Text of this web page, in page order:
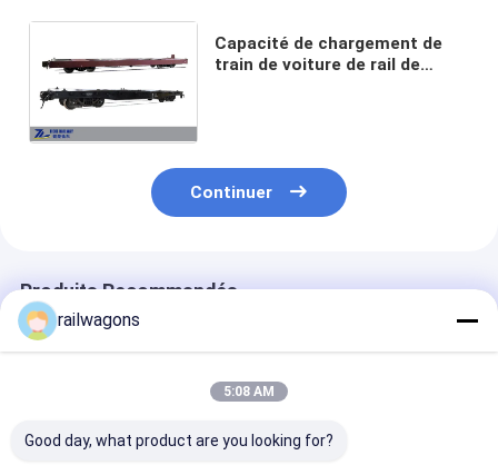
Capacité de chargement de
train de voiture de rail de
Continuer
Produits Recommandés
railwagons
5:08 AM
Good day, what product are you looking for?